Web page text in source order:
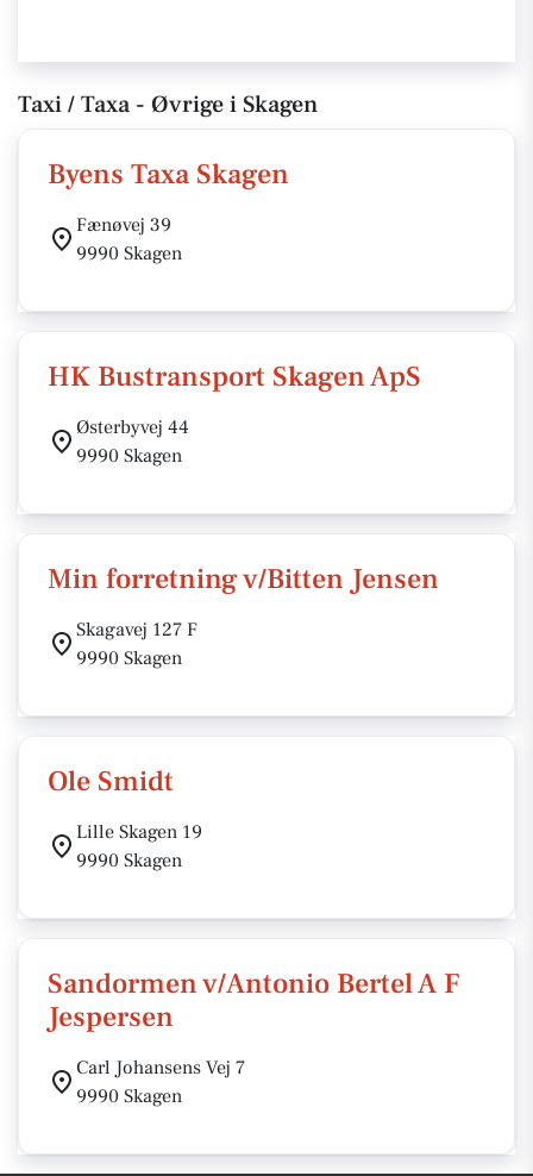
Taxi / Taxa - Øvrige i Skagen
Byens Taxa Skagen
Fænøvej 39
9990 Skagen
HK Bustransport Skagen ApS
Østerbyvej 44
9990 Skagen
Min forretning v/Bitten Jensen
Skagavej 127 F
9990 Skagen
Ole Smidt
Lille Skagen 19
9990 Skagen
Sandormen v/Antonio Bertel A F
Jespersen
Carl Johansens Vej 7
9990 Skagen